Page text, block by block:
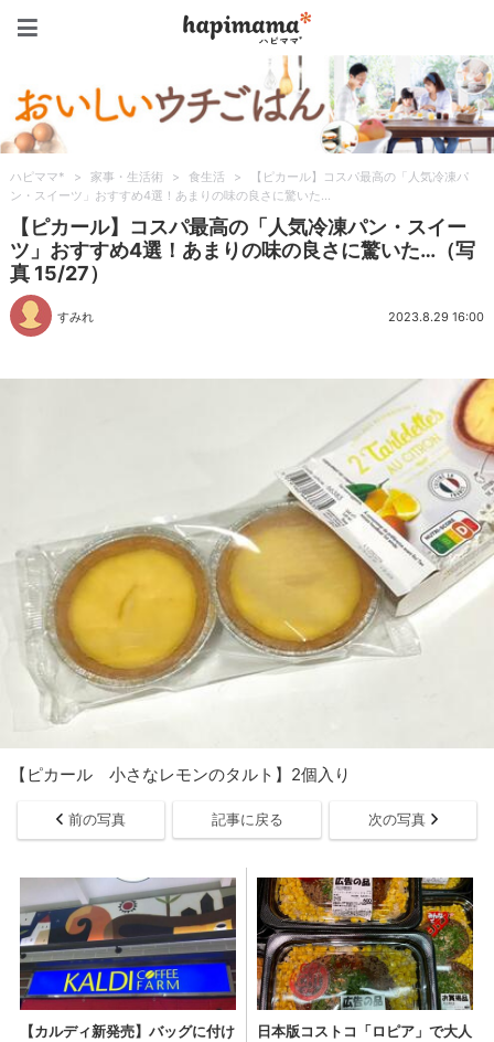
ハピママ* > 家事・生活術 > 食生活 >
【ピカール】コスパ最高の「人気冷凍パ
ン・スイーツ」おすすめ4選！あまりの味の良さに驚いた…
【ピカール】コスパ最高の「人気冷凍パン・スイー
ツ」おすすめ4選！あまりの味の良さに驚いた…（写
真 15/27）
すみれ 2023.8.29 16:00
【ピカール 小さなレモンのタルト】2個入り
前の写真 記事に戻る 次の写真